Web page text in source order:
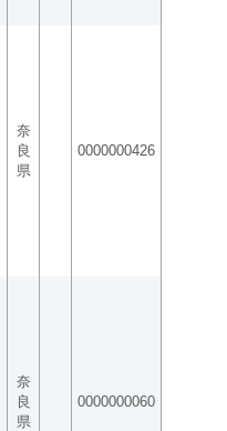
奈
良
県
0000000426
奈
良
県
0000000060